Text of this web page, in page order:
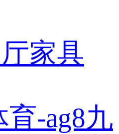
家具
-ag8九